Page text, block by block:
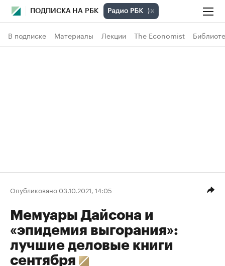
ПОДПИСКА НА РБК
В подписке Материалы Лекции The Economist
Опубликовано 03.10.2021, 14:05
Мемуары Дайсона и
«эпидемия выгорания»:
лучшие деловые книги
сентября